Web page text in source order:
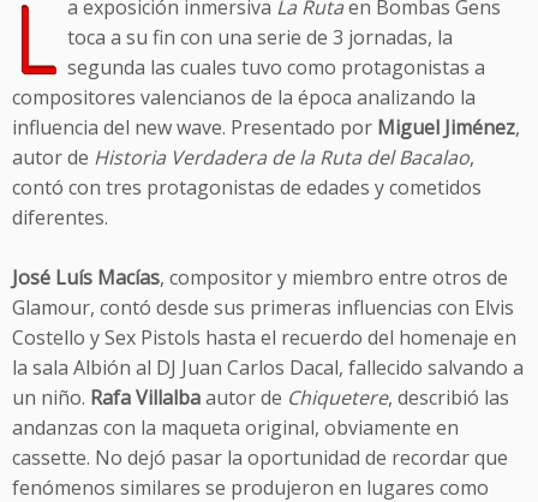
L a exposición inmersiva La Rutaen Bombas Gens
toca a su fin con una serie de 3 jornadas, la
segunda las cuales tuvo como protagonistas a
compositores valencianos de la época analizando la
influencia del new wave. Presentado por Miguel Jiménez,
autor de Historia Verdadera de la Ruta del Bacalao,
contó con tres protagonistas de edades y cometidos
diferentes.
José Luís Macías, compositor y miembro entre otros de
Glamour, contó desde sus primeras influencias con Elvis
Costello y Sex Pistols hasta el recuerdo del homenaje en
la sala Albión al DJ Juan Carlos Dacal, fallecido salvando a
un niño. Rafa Villalbaautor de Chiquetere, describió las
andanzas con la maqueta original, obviamente en
cassette. No dejó pasar la oportunidad de recordar que
fenómenos similares se produjeron en lugares como